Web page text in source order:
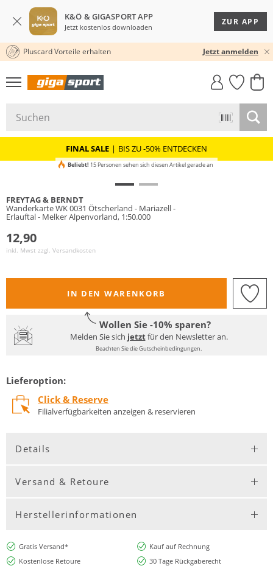
K&Ö & GIGASPORT APP
Jetzt kostenlos downloaden
ZUR APP
KOSTENLOSER VERSAND* & RÜCKVERSAND
30 TAGE RÜCKGABERECHT
Pluscard Vorteile erhalten Jetzt anmelden
GIGASTYLE
FAHRRAD­
MUST-HAVE
FINAL SALE | BIS ZU -50% ENTDECKEN
Beliebt! 15 Personen sehen sich diesen Artikel gerade an
FREYTAG & BERNDT
Wanderkarte WK 0031 Ötscherland - Mariazell -
Erlauftal - Melker Alpenvorland, 1:50.000
12,90
inkl. Mwst zzgl. Versandkosten
IN DEN WARENKORB
Wollen Sie -10% sparen?
Melden Sie sich jetztfür den Newsletter an.
Beachten Sie die Gutscheinbedingungen.
Lieferoption:
Click & Reserve
Filialverfügbarkeiten anzeigen & reservieren
Details
Versand & Retoure
Herstellerinformationen
Gratis Versand*
Kauf auf Rechnung
Kostenlose Retoure
30 Tage Rückgaberecht